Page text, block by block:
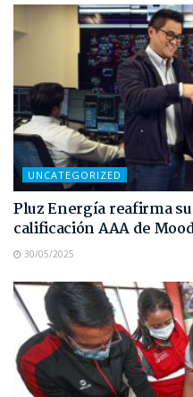
UNCATEGORIZED
Pluz Energía reafirma
calificación AAA de
30/05/2025